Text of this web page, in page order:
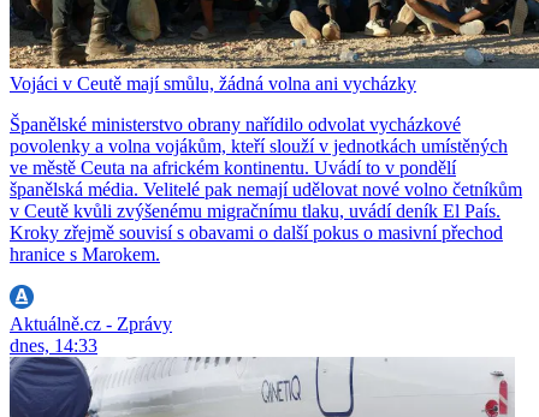
Vojáci v Ceutě mají smůlu, žádná volna ani vycházky
Španělské ministerstvo obrany nařídilo odvolat vycházkové
povolenky a volna vojákům, kteří slouží v jednotkách umístěných
ve městě Ceuta na africkém kontinentu. Uvádí to v pondělí
španělská média. Velitelé pak nemají udělovat nové volno četníkům
v Ceutě kvůli zvýšenému migračnímu tlaku, uvádí deník El País.
Kroky zřejmě souvisí s obavami o další pokus o masivní přechod
hranice s Marokem.
Aktuálně.cz - Zprávy
dnes, 14:33